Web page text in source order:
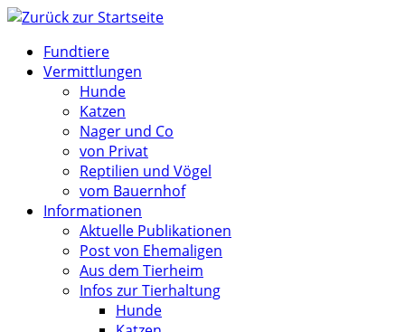
Zum
springenFundtiere
Vermittlungen
Hunde
Katzen
Nager und Co
von Privat
Reptilien und Vögel
vom Bauernhof
Informationen
Aktuelle Publikationen
Post von Ehemaligen
Aus dem Tierheim
Infos zur Tierhaltung
Hunde